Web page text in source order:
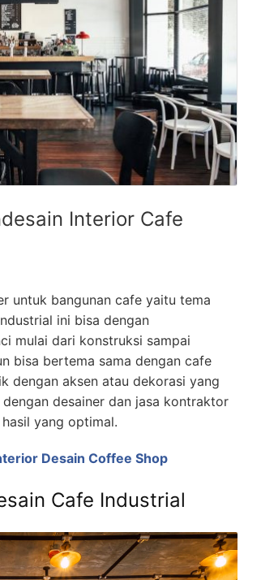
Interior Cafe
untuk bangunan cafe yaitu tema
ini bisa dengan
mulai dari konstruksi sampai
bisa bertema sama dengan cafe
dengan aksen atau dekorasi yang
desainer dan jasa kontraktor
yang optimal.
Desain Coffee Shop
Cafe Industrial